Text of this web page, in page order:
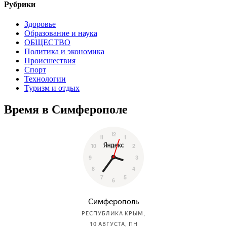
Рубрики
Здоровье
Образование и наука
ОБЩЕСТВО
Политика и экономика
Происшествия
Спорт
Технологии
Туризм и отдых
Время в Симферополе